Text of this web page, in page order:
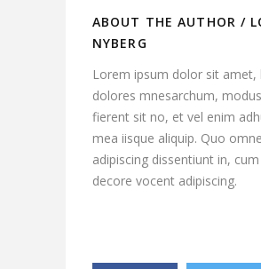
ABOUT THE AUTHOR /
NYBERG
Lorem ipsum dolor sit amet,
dolores mnesarchum,
fierent sit no, et vel enim
mea iisque aliquip. Quo
adipiscing dissentiunt in,
decore vocent adipiscing.